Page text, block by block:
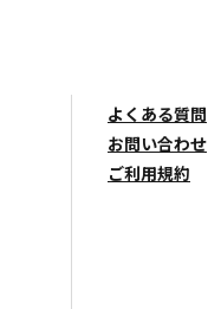
よくある質問
お問い合わせ
ご利用規約